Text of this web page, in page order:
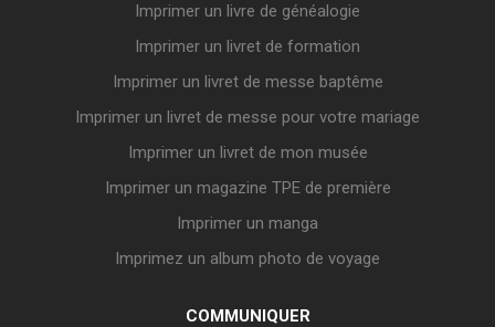
Imprimer un livre de généalogie
Imprimer un livret de formation
Imprimer un livret de messe baptême
Imprimer un livret de messe pour votre mariage
Imprimer un livret de mon musée
Imprimer un magazine TPE de première
Imprimer un manga
Imprimez un album photo de voyage
COMMUNIQUER